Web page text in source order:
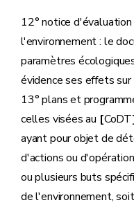
12° notice
l'environnement : le
paramètres
évidence ses effets
13° plans et
celles visées au [CoDT
ayant pour objet de
d'actions ou
ou plusieurs buts
de l'environnement,